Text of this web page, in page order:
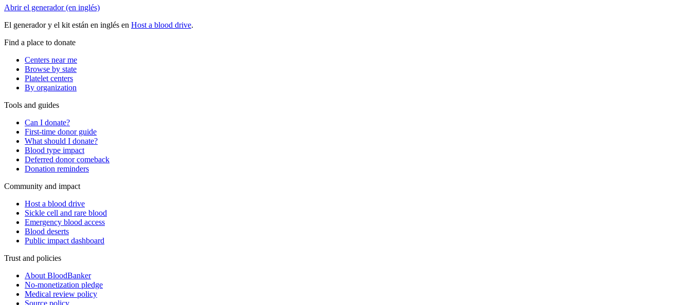
Abrir el generador (en inglés)
El generador y el kit están en inglés en Host a blood drive.
Find a place to donate
Centers near me
Browse by state
Platelet centers
By organization
Tools and guides
Can I donate?
First-time donor guide
What should I donate?
Blood type impact
Deferred donor comeback
Donation reminders
Community and impact
Host a blood drive
Sickle cell and rare blood
Emergency blood access
Blood deserts
Public impact dashboard
Trust and policies
About BloodBanker
No-monetization pledge
Medical review policy
Source policy